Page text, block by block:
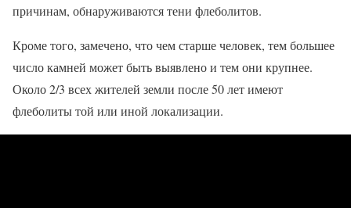
причинам, обнаруживаются тени флеболитов.
Кроме того, замечено, что чем старше человек, тем большее
число камней может быть выявлено и тем они крупнее.
Около 2/3 всех жителей земли после 50 лет имеют
флеболиты той или иной локализации.